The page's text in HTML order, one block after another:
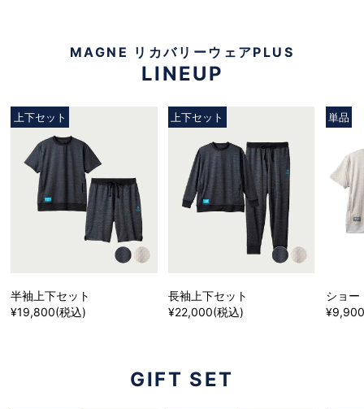
MAGNE リカバリーウェアPLUS
LINEUP
上下セット
半袖上下セット
¥19,800(税込)
上下セット
長袖上下セット
¥22,000(税込)
単品
ショー
GIFT SET